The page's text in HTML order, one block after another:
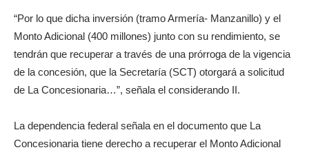
“Por lo que dicha inversión (tramo Armería- Manzanillo) y el
Monto Adicional (400 millones) junto con su rendimiento, se
tendrán que recuperar a través de una prórroga de la vigencia
de la concesión, que la Secretaría (SCT) otorgará a solicitud
de La Concesionaria…”, señala el considerando II.
La dependencia federal señala en el documento que La
Concesionaria tiene derecho a recuperar el Monto Adicional